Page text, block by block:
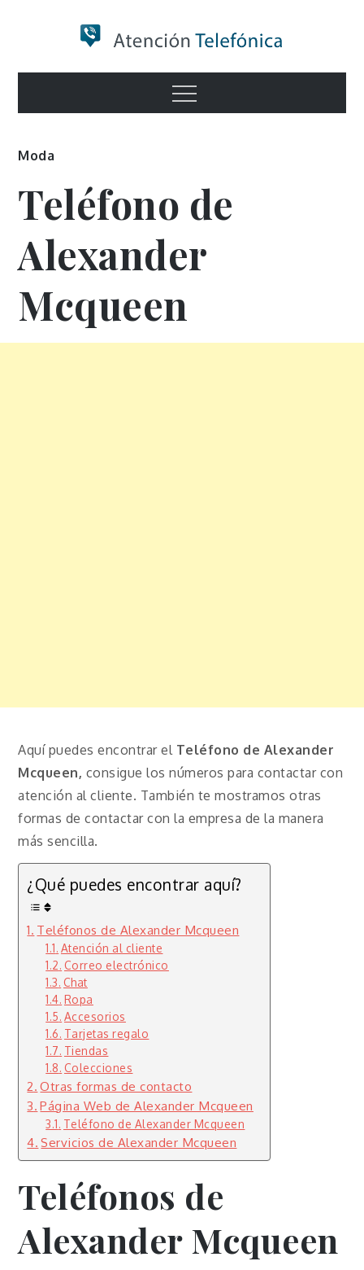
Numero de
Información
Menu
Moda
Teléfono de
Alexander
Mcqueen
Aquí puedes encontrar el Teléfono de Alexander
Mcqueen, consigue los números para contactar con
atención al cliente. También te mostramos otras
formas de contactar con la empresa de la manera
más sencilla.
¿Qué puedes encontrar aquí?
Teléfonos de Alexander Mcqueen
Atención al cliente
Correo electrónico
Chat
Ropa
Accesorios
Tarjetas regalo
Tiendas
Colecciones
Otras formas de contacto
Página Web de Alexander Mcqueen
Teléfono de Alexander Mcqueen
Servicios de Alexander Mcqueen
Teléfonos de
Alexander Mcqueen